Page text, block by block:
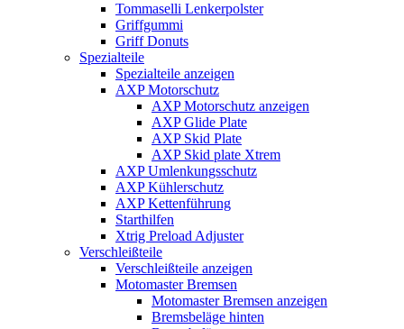
Tommaselli Lenkerpolster
Griffgummi
Griff Donuts
Spezialteile
Spezialteile anzeigen
AXP Motorschutz
AXP Motorschutz anzeigen
AXP Glide Plate
AXP Skid Plate
AXP Skid plate Xtrem
AXP Umlenkungsschutz
AXP Kühlerschutz
AXP Kettenführung
Starthilfen
Xtrig Preload Adjuster
Verschleißteile
Verschleißteile anzeigen
Motomaster Bremsen
Motomaster Bremsen anzeigen
Bremsbeläge hinten